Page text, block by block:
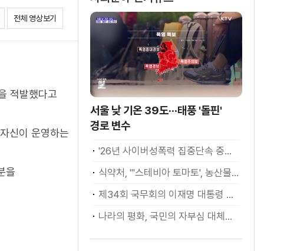
전체 영상보기
적발했다고
신이 운영하는
을
서울 낮 기온 39도···태풍 '돌핀'
경로 변수
'26년 사이버성폭력 집중단속 중간성과 발표···향후 추진계획은?
식약처, "'스테비아 토마토', 농산물 아닌 가공식품"
제34회 국무회의 이재명 대통령 모두발언
나라의 평화, 국민의 자부심 대체불가 대한민국 이재명 대통령 모두말씀